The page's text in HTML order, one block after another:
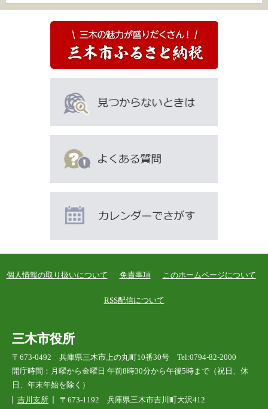
個人情報の取り扱いについて 免責事項 このホームページについて
RSS配信について
三木市役所
〒673-0492 兵庫県三木市上の丸町10番30号 Tel:0794-82-2000
開庁時間：月曜から金曜日 午前8時30分から午後5時まで（祝日、休
日、年末年始を除く）
吉川支所
〒673-1192 兵庫県三木市吉川町大沢412